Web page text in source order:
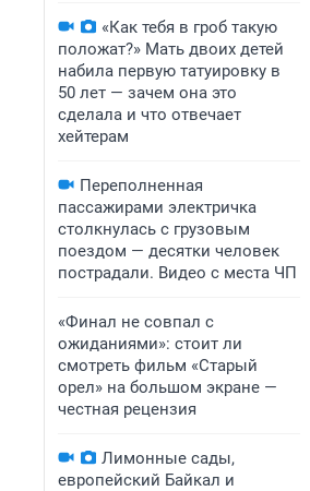
«Как тебя в гроб такую
положат?» Мать двоих детей
набила первую татуировку в
50 лет — зачем она это
сделала и что отвечает
хейтерам
Переполненная
пассажирами электричка
столкнулась с грузовым
поездом — десятки человек
пострадали. Видео с места ЧП
«Финал не совпал с
ожиданиями»: стоит ли
смотреть фильм «Старый
орел» на большом экране —
честная рецензия
Лимонные сады,
европейский Байкал и